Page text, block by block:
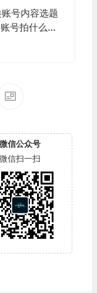
号内容选题
号拍什么的
微信公众号
微信扫一扫